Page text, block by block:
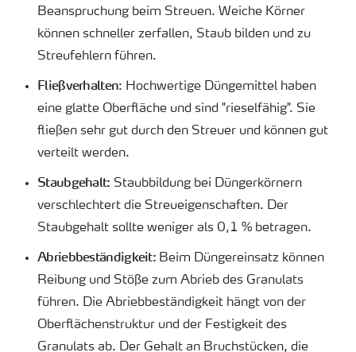
Beanspruchung beim Streuen. Weiche Körner
können schneller zerfallen, Staub bilden und zu
Streufehlern führen.
Fließverhalten: Hochwertige Düngemittel haben
eine glatte Oberfläche und sind "rieselfähig". Sie
fließen sehr gut durch den Streuer und können gut
verteilt werden.
Staubgehalt: Staubbildung bei Düngerkörnern
verschlechtert die Streueigenschaften. Der
Staubgehalt sollte weniger als 0,1 % betragen.
Abriebbeständigkeit: Beim Düngereinsatz können
Reibung und Stöße zum Abrieb des Granulats
führen. Die Abriebbeständigkeit hängt von der
Oberflächenstruktur und der Festigkeit des
Granulats ab. Der Gehalt an Bruchstücken, die